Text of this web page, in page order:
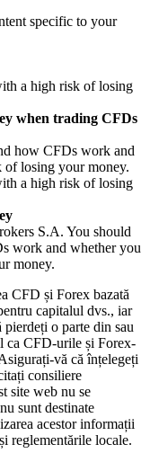
specific to your
a high risk of losing
when trading CFDs
how CFDs work and
of losing your money.
a high risk of losing
S.A. You should
work and whether you
money.
CFD și Forex bazată
capitalul dvs., iar
pierdeți o parte din sau
ca CFD-urile și Forex-
vă că înțelegeți
consiliere
site web nu se
sunt destinate
acestor informații
reglementările locale.